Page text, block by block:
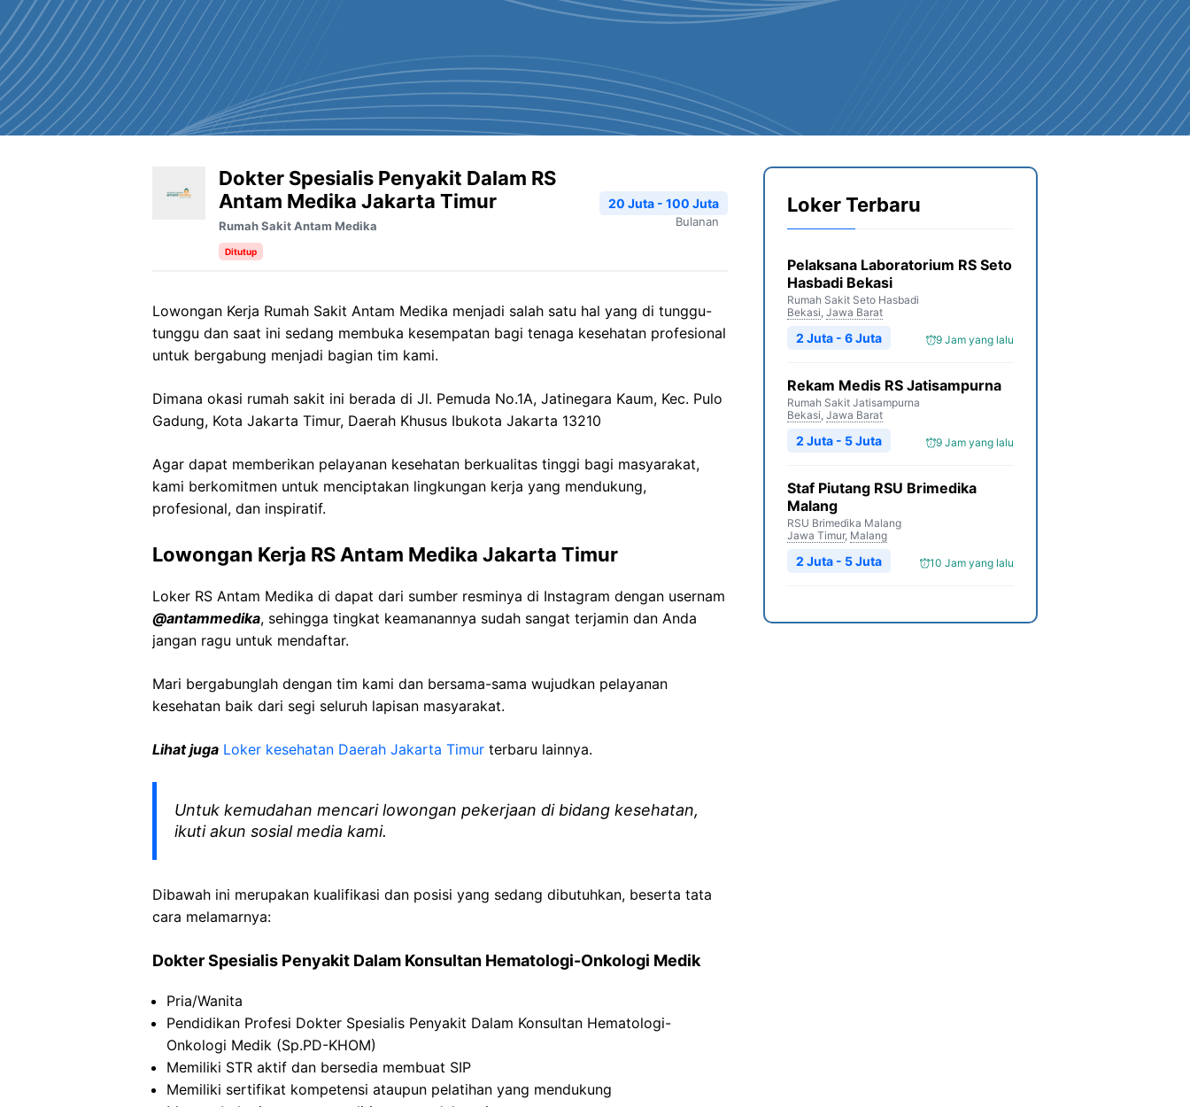
⁠Dokter Spesialis Penyakit Dalam RS
Antam Medika Jakarta Timur
Rumah Sakit Antam Medika
Ditutup
20 Juta - 100 Juta
Bulanan
Lowongan Kerja Rumah Sakit Antam Medika menjadi salah satu hal yang di tunggu-
tunggu dan saat ini sedang membuka kesempatan bagi tenaga kesehatan profesional
untuk bergabung menjadi bagian tim kami.
Dimana okasi rumah sakit ini berada di Jl. Pemuda No.1A, Jatinegara Kaum, Kec. Pulo
Gadung, Kota Jakarta Timur, Daerah Khusus Ibukota Jakarta 13210
Agar dapat memberikan pelayanan kesehatan berkualitas tinggi bagi masyarakat,
kami berkomitmen untuk menciptakan lingkungan kerja yang mendukung,
profesional, dan inspiratif.
Lowongan Kerja RS Antam Medika Jakarta Timur
Loker RS Antam Medika di dapat dari sumber resminya di Instagram dengan usernam
@antammedika, sehingga tingkat keamanannya sudah sangat terjamin dan Anda
jangan ragu untuk mendaftar.
Mari bergabunglah dengan tim kami dan bersama-sama wujudkan pelayanan
kesehatan baik dari segi seluruh lapisan masyarakat.
Lihat juga Loker kesehatan Daerah Jakarta Timur terbaru lainnya.
Untuk kemudahan mencari lowongan pekerjaan di bidang kesehatan,
ikuti akun sosial media kami.
Dibawah ini merupakan kualifikasi dan posisi yang sedang dibutuhkan, beserta tata
cara melamarnya:
⁠Dokter Spesialis Penyakit Dalam Konsultan Hematologi-Onkologi Medik
Pria/Wanita
Pendidikan Profesi Dokter Spesialis Penyakit Dalam Konsultan Hematologi-
Onkologi Medik (Sp.PD-KHOM)
Memiliki STR aktif dan bersedia membuat SIP
Memiliki sertifikat kompetensi ataupun pelatihan yang mendukung
Loker Terbaru
Pelaksana Laboratorium RS Seto
Hasbadi Bekasi
Rumah Sakit Seto Hasbadi
Bekasi, Jawa Barat
9 Jam yang lalu
2 Juta - 6 Juta
Rekam Medis RS Jatisampurna
Rumah Sakit Jatisampurna
Bekasi, Jawa Barat
9 Jam yang lalu
2 Juta - 5 Juta
Staf Piutang RSU Brimedika
Malang
RSU Brimedika Malang
Jawa Timur, Malang
10 Jam yang lalu
2 Juta - 5 Juta